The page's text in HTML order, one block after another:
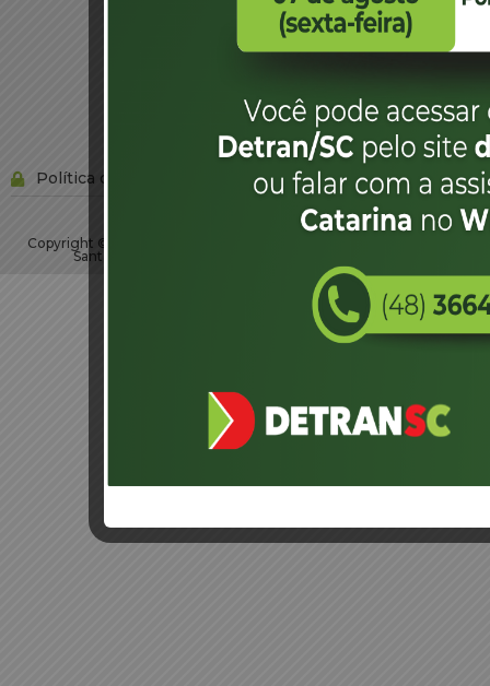
Política de privacidade
Copyright © 2023 Todos os Direitos Reservados SC - Governo de
Santa Catarina |